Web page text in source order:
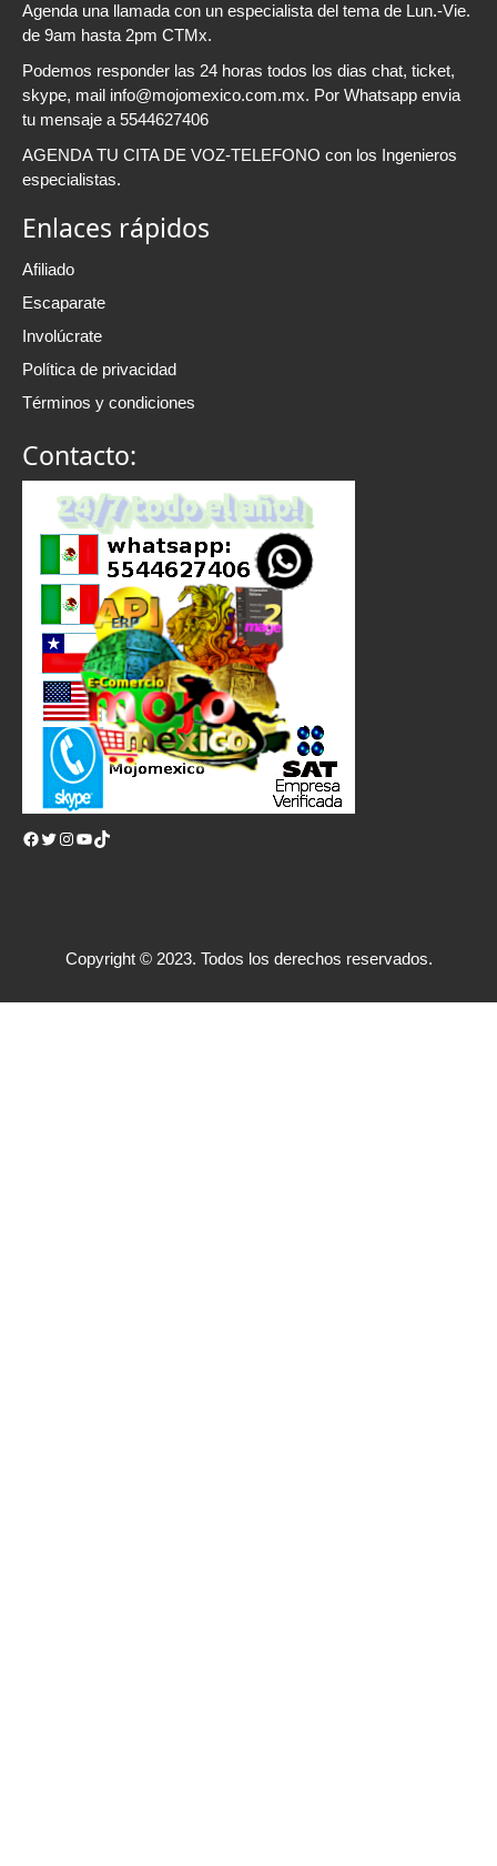
Agenda una llamada con un especialista del tema de Lun.-Vie.
de 9am hasta 2pm CTMx.
Podemos responder las 24 horas todos los dias chat, ticket,
skype, mail info@mojomexico.com.mx. Por Whatsapp envia
tu mensaje a 5544627406
AGENDA TU CITA DE VOZ-TELEFONO con los Ingenieros
especialistas.
Enlaces rápidos
Afiliado
Escaparate
Involúcrate
Política de privacidad
Términos y condiciones
Contacto:
Facebook Twitter Instagram YouTube TikTok
Copyright © 2023. Todos los derechos reservados.